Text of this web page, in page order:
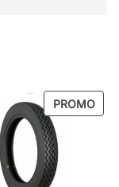
PROMO